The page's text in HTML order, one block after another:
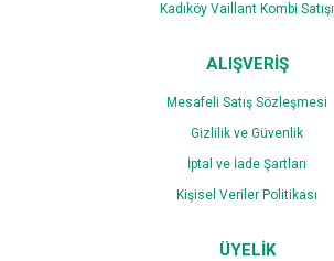
Kadıköy Vaillant Kombi Satışı
ALIŞVERİŞ
Mesafeli Satış Sözleşmesi
Gizlilik ve Güvenlik
İptal ve İade Şartları
Kişisel Veriler Politikası
ÜYELİK